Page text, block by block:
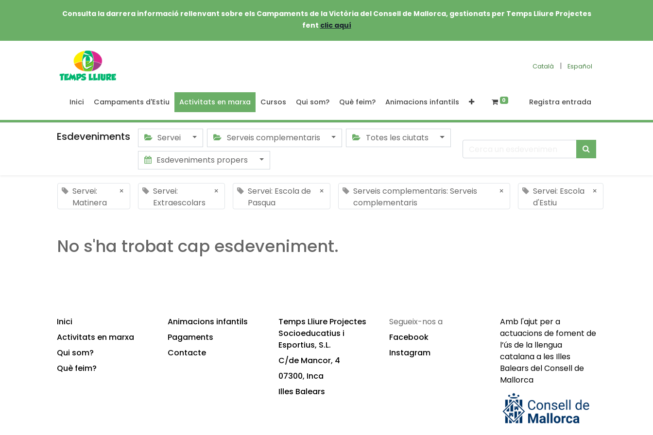
Consulta la darrera informació rellenvant sobre els Campaments de la Victòria del Consell de Mallorca, gestionats per Temps Lliure Projectes
fent clic aquí
Català | Español
Inici Campaments d'Estiu Activitats en marxa Cursos Qui som? Què feim? Animacions infantils 0 Registra entrada
Esdeveniments Servei Serveis complementaris
Totes les ciutats
Esdeveniments propers
Servei:
Matinera
×
Servei:
Extraescolars
×
Servei: Escola de
Pasqua
×
Serveis complementaris: Serveis
complementaris
×
Servei: Escola
d'Estiu
×
No s'ha trobat cap esdeveniment.
Inici
Activitats en marxa
Qui som?
Què feim?
Animacions infantils
Pagaments
Contacte
Temps Lliure Projectes
Socioeducatius i
Esportius, S.L.
C/de Mancor, 4
07300, Inca
Illes Balears
Segueix-nos a
Facebook
Instagram
Amb l'ajut per a
actuacions de foment de
l’ús de la llengua
catalana a les Illes
Balears del Consell de
Mallorca